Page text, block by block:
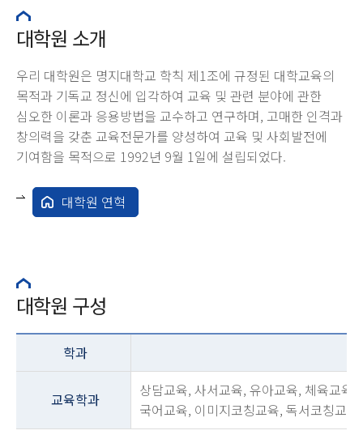
대학원 소개
우리 대학원은 명지대학교 학칙 제1조에 규정된 대학교육의
목적과 기독교 정신에 입각하여 교육 및 관련 분야에 관한
심오한 이론과 응용방법을 교수하고 연구하며, 고매한 인격과
창의력을 갖춘 교육전문가를 양성하여 교육 및 사회발전에
기여함을 목적으로 1992년 9월 1일에 설립되었다.
대학원 연혁
대학원 구성
학과
교육학과
상담교육, 사서교육, 유아교육, 체육교육
국어교육, 이미지코칭교육, 독서코칭교육